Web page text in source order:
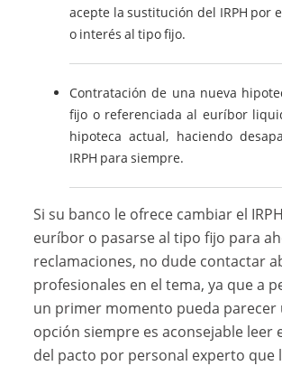
acepte la sustitución del IRPH por
o interés al tipo fijo.
Contratación de una nueva
fijo o referenciada al euríbor
hipoteca actual, haciendo
IRPH para siempre.
Si su banco le ofrece cambiar el
euríbor o pasarse al tipo fijo para
reclamaciones, no dude contactar
profesionales en el tema, ya que a
un primer momento pueda parecer
opción siempre es aconsejable leer
del pacto por personal experto que